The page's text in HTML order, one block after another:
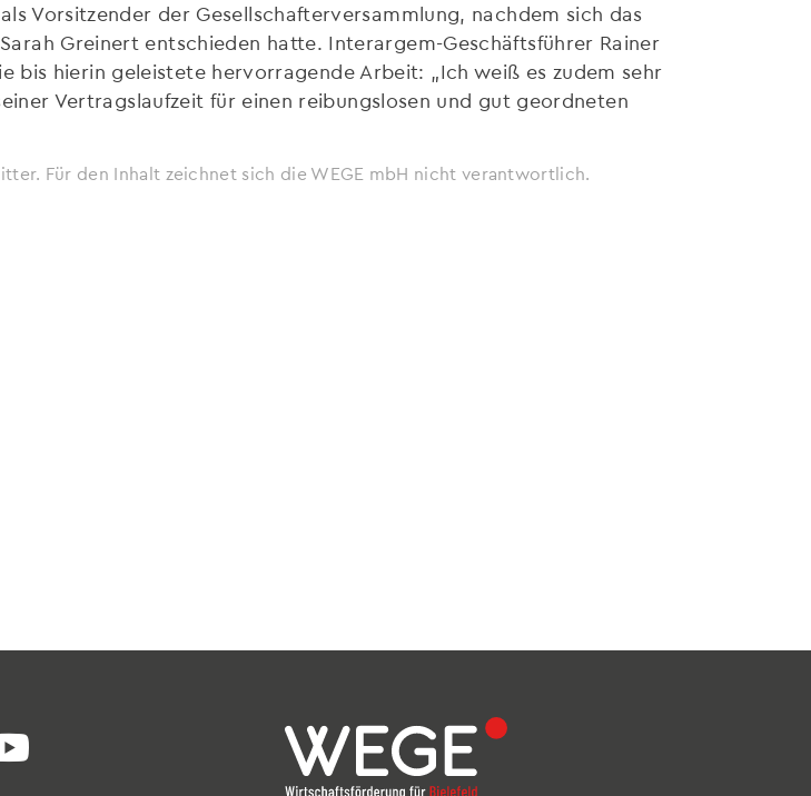
Vorsitzender der Gesellschafterversammlung, nachdem sich das
Greinert entschieden hatte. Interargem-Geschäftsführer Rainer
bis hierin geleistete hervorragende Arbeit: „Ich weiß es zudem sehr
Vertragslaufzeit für einen reibungslosen und gut geordneten
Für den Inhalt zeichnet sich die WEGE mbH nicht verantwortlich.